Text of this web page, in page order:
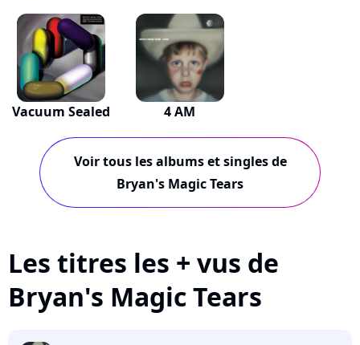
Vacuum Sealed 4 AM
Voir tous les albums et singles de
Bryan's Magic Tears
Les titres les + vus de
Bryan's Magic Tears